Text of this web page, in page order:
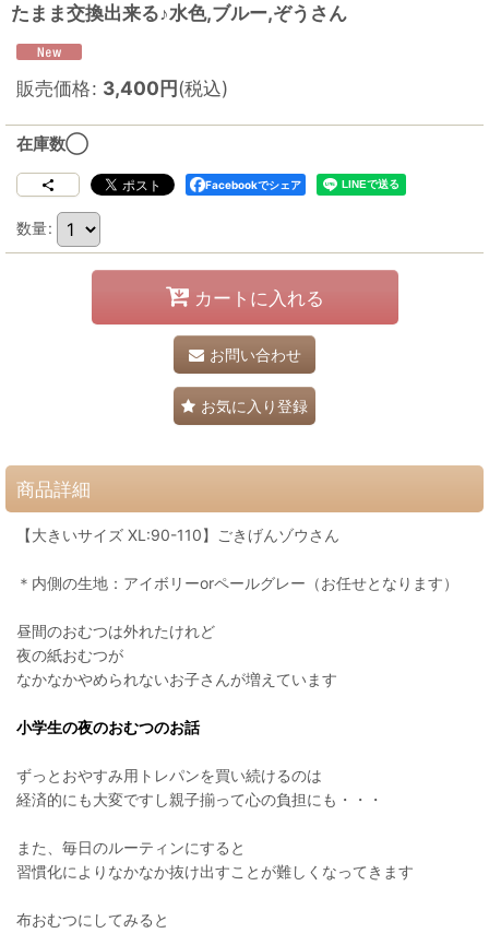
たまま交換出来る♪水色,ブルー,ぞうさん
販売価格: 3,400円(税込)
在庫数◯
Facebookでシェア
数量:
カートに入れる
お問い合わせ
お気に入り登録
商品詳細
【大きいサイズ XL:90-110】ごきげんゾウさん
＊内側の生地：アイボリーorペールグレー（お任せとなります）
昼間のおむつは外れたけれど
夜の紙おむつが
なかなかやめられないお子さんが増えています
小学生の夜のおむつのお話
ずっとおやすみ用トレパンを買い続けるのは
経済的にも大変ですし親子揃って心の負担にも・・・
また、毎日のルーティンにすると
習慣化によりなかなか抜け出すことが難しくなってきます
布おむつにしてみると